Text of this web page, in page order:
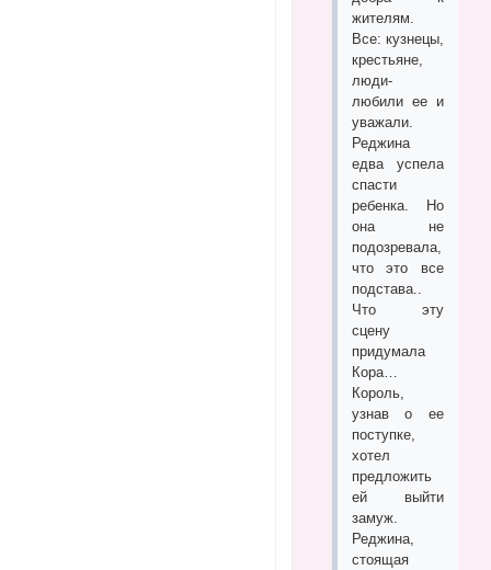
жителям.
Все: кузнецы,
крестьяне,
люди-
любили ее и
уважали.
Реджина
едва успела
спасти
ребенка. Но
она не
подозревала,
что это все
подстава..
Что эту
сцену
придумала
Кора…
Король,
узнав о ее
поступке,
хотел
предложить
ей выйти
замуж.
Реджина,
стоящая